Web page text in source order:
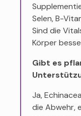
Selen, B-
Sind die
Körper
Gibt es
Ja,
die Abwehr,